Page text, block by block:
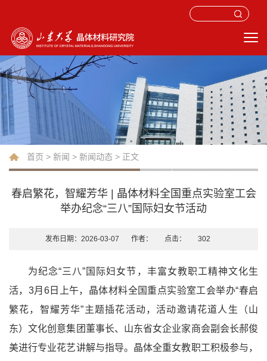
首页 > 新闻 > 新闻动态 > 正文
春启繁花，智耀芳华 | 晶体材料全国重点实验室工会
举办纪念“三八”国际妇女节活动
发布日期：2026-03-07 作者： 点击： 302
为纪念“三八”国际妇女节，丰富女教职工精神文化生
活，3月6日上午，晶体材料全国重点实验室工会举办“春启
繁花，智耀芳华”主题插花活动，活动邀请花道人生（山
东）文化创意集团董事长、山东省女企业家商会副会长郝俊
美进行专业花艺讲解与指导。晶体全重女教职工积极参与，